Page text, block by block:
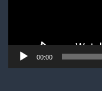
00:00